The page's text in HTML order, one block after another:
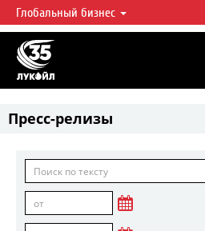
ЛУКОЙЛ СЕГОДНЯ
ЛУКОЙЛ — одна из крупнейших
нефтегазовых компаний в мире, на долю
мировой добычи нефти и около 1%
Глобальный бизнес
Пресс-релизы